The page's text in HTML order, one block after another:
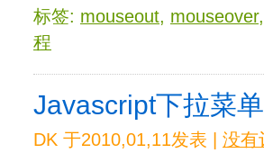
标签: mouseout, mouseover,
程
Javascript下拉菜
DK 于2010,01,11发表 | 没有